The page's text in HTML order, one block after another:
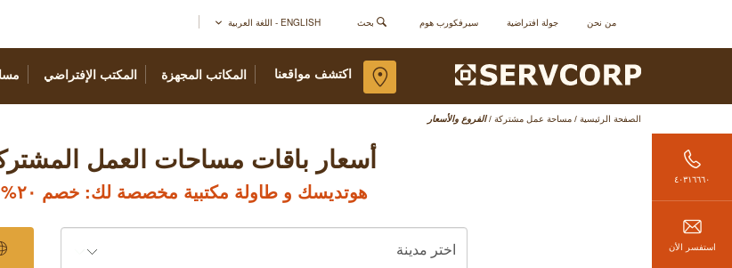
من نحن جولة افتراضية سيرفكورب هوم بحث ENGLISH - اللغة العربية
المكاتب المجهزة المكتب الإفتراضي اكتشف مواقعنا
٤٠٣١٦٦٦٠
استفسر الأن
الصفحة الرئيسية / مساحة عمل مشتركة / الفروع والأسعار
أسعار باقات مساحات العمل
هوتديسك و طاولة مكتبية مخصصة لك: خصم ٢٠% على ١٢ شهر